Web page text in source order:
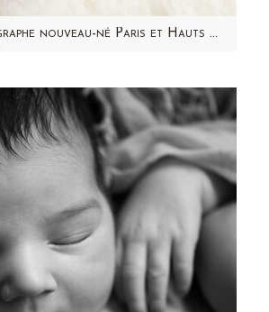
Ines – Photographe nouveau-né Paris et Hauts de Seine (92) – Aline Deguy
en Février 2015. C'est une
séance photo…